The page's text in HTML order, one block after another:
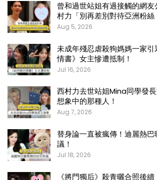
曾和過世站姐有過接觸的網
村力「別再差別對待亞洲粉絲
Aug 5, 2026
未成年殘忍虐殺狗媽媽一家
情書》女主慘遭抵制！
Jul 16, 2026
西村力去世站姐Mina同學發
想象中的那種人！
Aug 7, 2026
替身論一直被瘋傳！迪麗熱
議！
Jul 18, 2026
《將門獨后》殺青曬合照後